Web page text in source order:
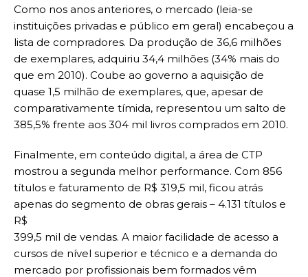
Como nos anos anteriores, o mercado (leia-se
instituições privadas e público em geral) encabeçou a
lista de compradores. Da produção de 36,6 milhões
de exemplares, adquiriu 34,4 milhões (34% mais do
que em 2010). Coube ao governo a aquisição de
quase 1,5 milhão de exemplares, que, apesar de
comparativamente tímida, representou um salto de
385,5% frente aos 304 mil livros comprados em 2010.
Finalmente, em conteúdo digital, a área de CTP
mostrou a segunda melhor performance. Com 856
títulos e faturamento de R$ 319,5 mil, ficou atrás
apenas do segmento de obras gerais – 4.131 títulos e
R$
399,5 mil de vendas. A maior facilidade de acesso a
cursos de nível superior e técnico e a demanda do
mercado por profissionais bem formados vêm